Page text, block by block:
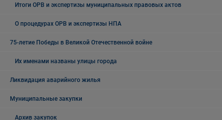
Итоги ОРВ и экспертизы муниципальных правовых актов
О процедурах ОРВ и экспертизы НПА
75-летие Победы в Великой Отечественной войне
Их именами названы улицы города
Ликвидация аварийного жилья
Муниципальные закупки
Архив закупок